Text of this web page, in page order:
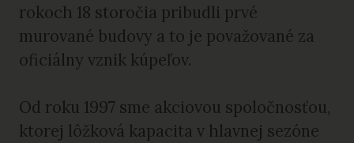
rokoch 18 storočia pribudli prvé
murované budovy a to je považované za
oficiálny vznik kúpeľov.
Od roku 1997 sme akciovou spoločnosťou,
ktorej lôžková kapacita v hlavnej sezóne